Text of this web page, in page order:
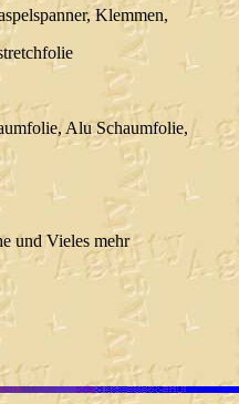
Klemmen,
Alu Schaumfolie,
und Vieles mehr